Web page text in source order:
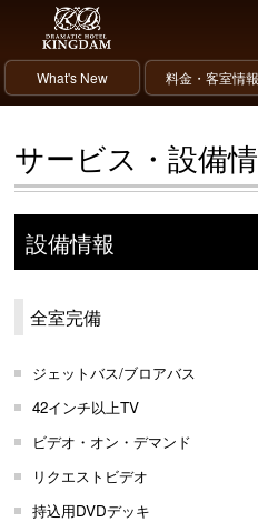
What's New 料金・客室情報
サービス・設備
設備情報
全室完備
ジェットバス/ブロアバス
42インチ以上TV
ビデオ・オン・デマンド
リクエストビデオ
持込用DVDデッキ